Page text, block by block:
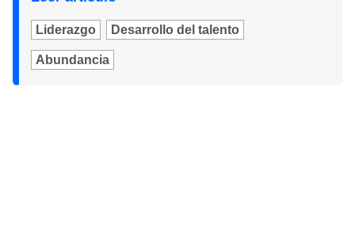
Liderazgo Desarrollo del talento
Abundancia